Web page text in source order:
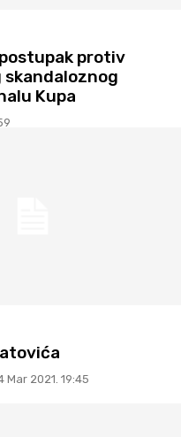
protiv
skandaloznog
Kupa
Mar 2021. 19:45